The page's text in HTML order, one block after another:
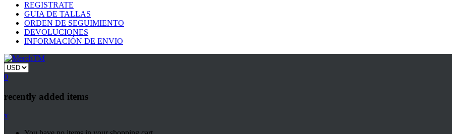
REGISTRATE
GUIA DE TALLAS
ORDEN DE SEGUIMIENTO
DEVOLUCIONES
INFORMACIÓN DE ENVIO
0
recently added items
x